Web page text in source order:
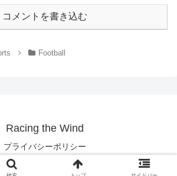
コメントを書き込む
Football
Racing the Wind
プライバシーポリシー
Racing the Wind All Rights Reserved.